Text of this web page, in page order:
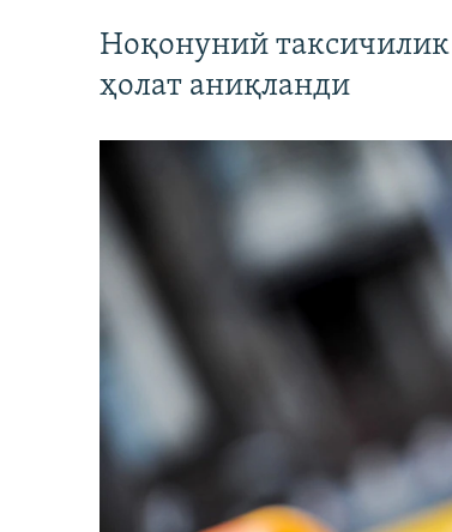
Ноқонуний таксичилик
ҳолат аниқланди